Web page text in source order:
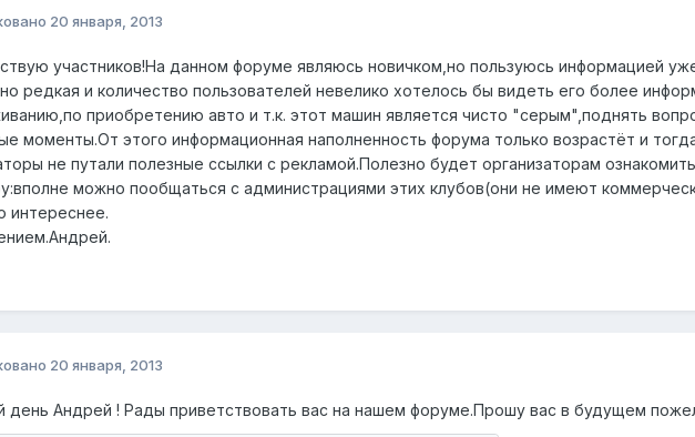
20 января, 2013
участников!На данном форуме являюсь новичком,но пользуюсь информацией
редкая и количество пользователей невелико хотелось бы видеть его более
приобретению авто и т.к. этот машин является чисто "серым",поднять
моменты.От этого информационная наполненность форума только возрастёт и
не путали полезные ссылки с рекламой.Полезно будет организаторам
можно пообщаться с администрациями этих клубов(они не имеют
интереснее.
20 января, 2013
день Андрей ! Рады приветствовать вас на нашем форуме.Прошу вас в будущем